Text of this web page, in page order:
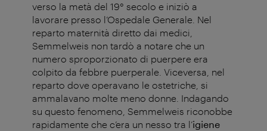
verso la metà del 19° secolo e iniziò a
lavorare presso l’Ospedale Generale. Nel
reparto maternità diretto dai medici,
Semmelweis non tardò a notare che un
numero sproporzionato di puerpere era
colpito da febbre puerperale. Viceversa, nel
reparto dove operavano le ostetriche, si
ammalavano molte meno donne. Indagando
su questo fenomeno, Semmelweis riconobbe
rapidamente che c’era un nesso tra l’igiene